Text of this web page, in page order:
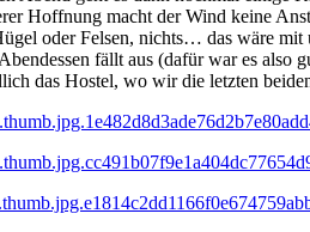
Hoffnung macht der Wind keine
oder Felsen, nichts… das wäre
fällt aus (dafür war es
das Hostel, wo wir die letzten